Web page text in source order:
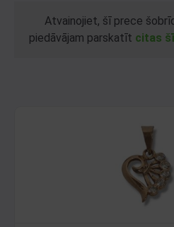
Atvainojiet, šī prece
piedāvājam parskatīt citas